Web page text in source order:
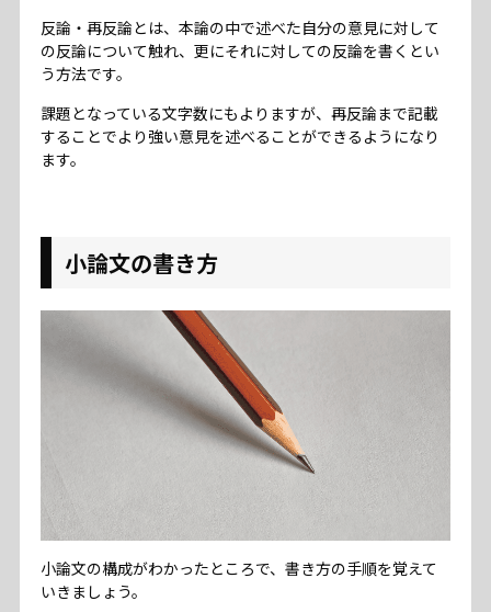
反論・再反論とは、本論の中で述べた自分の意見に対して
の反論について触れ、更にそれに対しての反論を書くとい
う方法です。
課題となっている文字数にもよりますが、再反論まで記載
することでより強い意見を述べることができるようになり
ます。
小論文の書き方
小論文の構成がわかったところで、書き方の手順を覚えて
いきましょう。